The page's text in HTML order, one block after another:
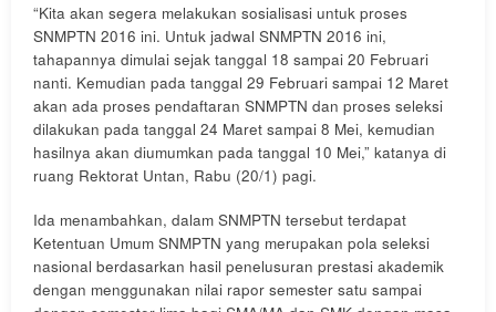
“Kita akan segera melakukan sosialisasi untuk proses
SNMPTN 2016 ini. Untuk jadwal SNMPTN 2016 ini,
tahapannya dimulai sejak tanggal 18 sampai 20 Februari
nanti. Kemudian pada tanggal 29 Februari sampai 12 Maret
akan ada proses pendaftaran SNMPTN dan proses seleksi
dilakukan pada tanggal 24 Maret sampai 8 Mei, kemudian
hasilnya akan diumumkan pada tanggal 10 Mei,” katanya di
ruang Rektorat Untan, Rabu (20/1) pagi.
Ida menambahkan, dalam SNMPTN tersebut terdapat
Ketentuan Umum SNMPTN yang merupakan pola seleksi
nasional berdasarkan hasil penelusuran prestasi akademik
dengan menggunakan nilai rapor semester satu sampai